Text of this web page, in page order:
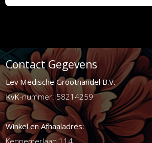
Contact Gegevens
Lev Medische Groothandel B.V.
KvK-nummer: 58214259
Winkel en Afhaaladres: